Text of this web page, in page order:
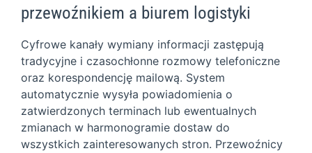
przewoźnikiem a biurem logistyki
Cyfrowe kanały wymiany informacji zastępują
tradycyjne i czasochłonne rozmowy telefoniczne
oraz korespondencję mailową. System
automatycznie wysyła powiadomienia o
zatwierdzonych terminach lub ewentualnych
zmianach w harmonogramie dostaw do
wszystkich zainteresowanych stron. Przewoźnicy